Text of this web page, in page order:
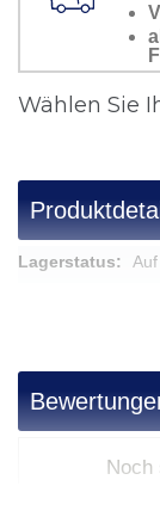
Wählen Sie
Mehr
Informationen
Noch